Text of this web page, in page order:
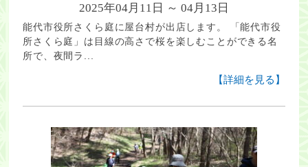
2025年04月11日 ～ 04月13日
能代市役所さくら庭に屋台村が出店します。 「能代市役
所さくら庭」は目線の高さで桜を楽しむことができる名
所で、夜間ラ...
【詳細を見る】